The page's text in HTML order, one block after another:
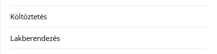
Költöztetés
Lakberendezés